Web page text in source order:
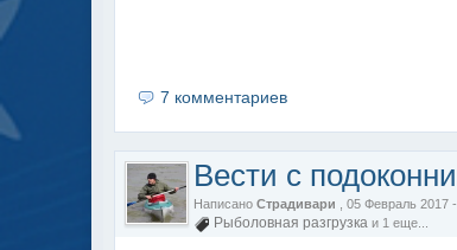
7 комментариев
Вести с
НаписаноСтрадивари , 05 Февраль 2017 -
Рыболовная разгрузка и 1 еще...